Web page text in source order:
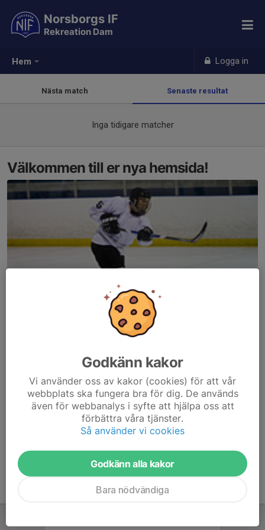
Hem Logga in
Norsborgs IF
Rekreation Dam
Nästa match Senaste resultat
Inga tidigare matcher
Välkommen till er nya hemsida!
Här hamnar automatiskt de senaste nyheterna på hemsidan. För
att kunna börja administrera hemsidan loggar du in högst upp till
höger.
Godkänn kakor
Vi använder oss av kakor (cookies) för att vår
webbplats ska fungera bra för dig. De används
även för webbanalys i syfte att hjälpa oss att
förbättra våra tjänster.
Så använder vi cookies
Godkänn alla kakor
Bara nödvändiga